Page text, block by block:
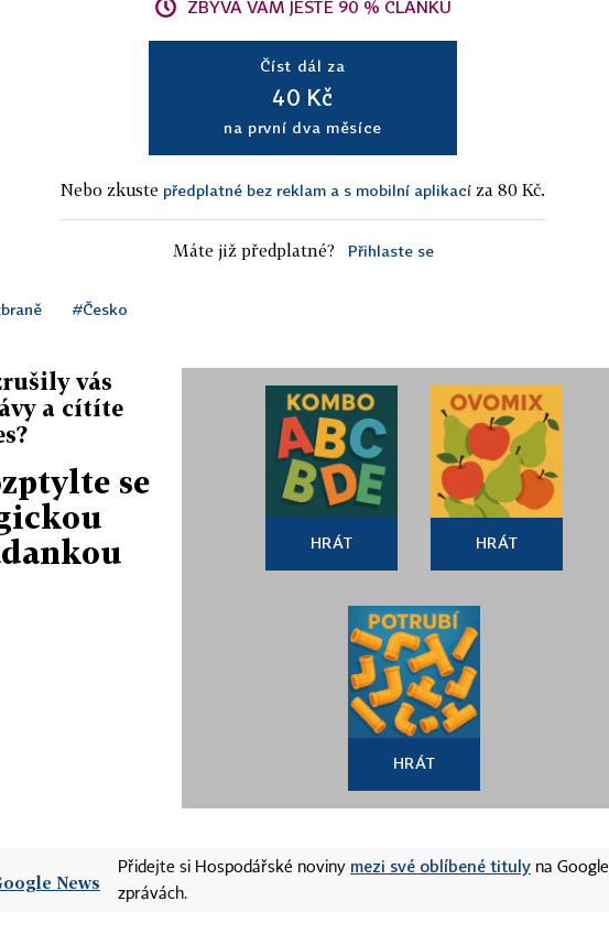
ZBÝVÁ VÁM JEŠTĚ 90 % ČLÁNKU
Číst dál za
40 Kč
na první dva měsíce
Nebo zkuste předplatné bez reklam a s mobilní aplikací za 80 Kč.
Máte již předplatné? Přihlaste se
#Česko
vás
a cítíte
se
HRÁT HRÁT
HRÁT
Přidejte si Hospodářské noviny mezi své oblíbené tituly na Google
zprávách.